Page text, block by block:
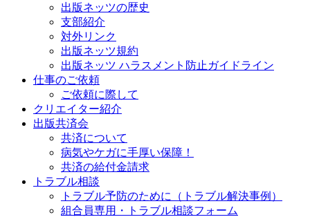
出版ネッツの歴史
支部紹介
対外リンク
出版ネッツ規約
出版ネッツ ハラスメント防止ガイドライン
仕事のご依頼
ご依頼に際して
クリエイター紹介
出版共済会
共済について
病気やケガに手厚い保障！
共済の給付金請求
トラブル相談
トラブル予防のために（トラブル解決事例）
組合員専用・トラブル相談フォーム